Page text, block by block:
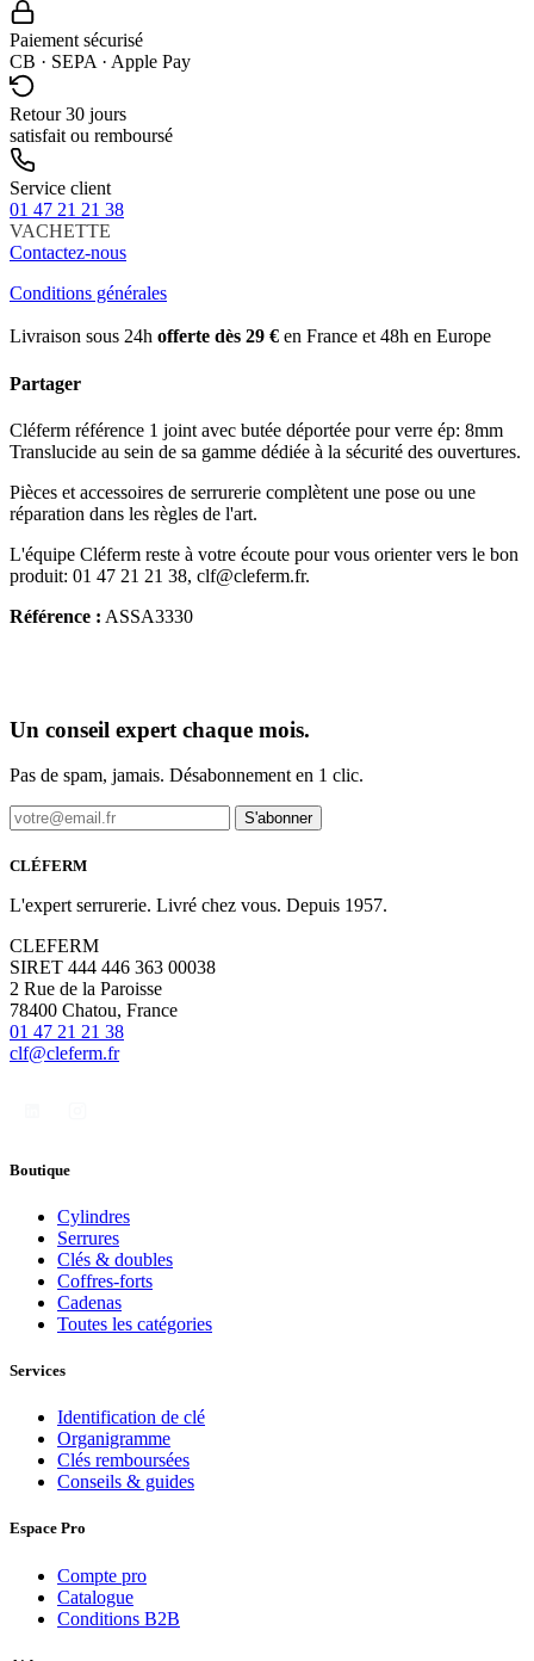
Paiement sécurisé
CB · SEPA · Apple Pay
Retour 30 jours
satisfait ou remboursé
Service client
01 47 21 21 38
VACHETTE
Contactez-nous
Conditions générales
Livraison sous 24h offerte dès 29 € en France et 48h en Europe
Partager
Cléferm référence 1 joint avec butée déportée pour verre ép: 8mm
Translucide au sein de sa gamme dédiée à la sécurité des ouvertures.
Pièces et accessoires de serrurerie complètent une pose ou une
réparation dans les règles de l'art.
L'équipe Cléferm reste à votre écoute pour vous orienter vers le bon
produit: 01 47 21 21 38, clf@cleferm.fr.
Référence : ASSA3330
Un conseil expert chaque mois.
Pas de spam, jamais. Désabonnement en 1 clic.
S'abonner
CLÉFERM
L'expert serrurerie. Livré chez vous. Depuis 1957.
CLEFERM
SIRET 444 446 363 00038
2 Rue de la Paroisse
78400 Chatou, France
01 47 21 21 38
clf@cleferm.fr
Boutique
Cylindres
Serrures
Clés & doubles
Coffres-forts
Cadenas
Toutes les catégories
Services
Identification de clé
Organigramme
Clés remboursées
Conseils & guides
Espace Pro
Compte pro
Catalogue
Conditions B2B